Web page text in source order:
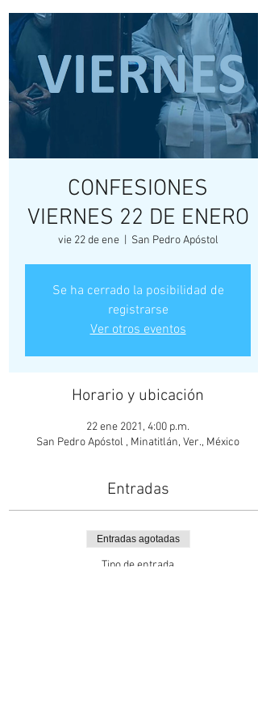
CONFESIONES
VIERNES 22 DE ENERO
vie 22 de ene
  |
San Pedro Apóstol
Se ha cerrado la posibilidad de
registrarse
Ver otros eventos
Horario y ubicación
22 ene 2021, 4:00 p.m.
San Pedro Apóstol , Minatitlán, Ver., México
Entradas
Entradas agotadas
Tipo de entrada